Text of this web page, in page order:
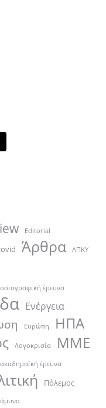
Editorial
Άρθρα ΑΠΚΥ
έρευνα
Ενέργεια
Ευρώπη ΗΠΑ
Λογοκρισία ΜΜΕ
έρευνα
Πόλεμος
άμυνα